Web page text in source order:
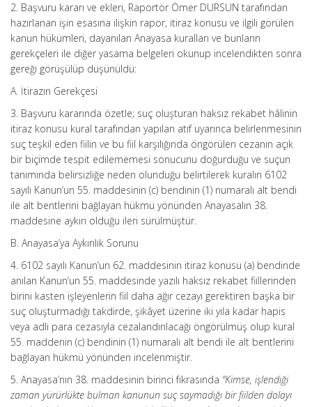
2. Başvuru kararı ve ekleri, Raportör Ömer DURSUN tarafından
hazırlanan işin esasına ilişkin rapor, itiraz konusu ve ilgili görülen
kanun hükümleri, dayanılan Anayasa kuralları ve bunların
gerekçeleri ile diğer yasama belgeleri okunup incelendikten sonra
gereği görüşülüp düşünüldü:
A. İtirazın Gerekçesi
3. Başvuru kararında özetle; suç oluşturan haksız rekabet hâlinin
itiraz konusu kural tarafından yapılan atıf uyarınca belirlenmesinin
suç teşkil eden fiilin ve bu fiil karşılığında öngörülen cezanın açık
bir biçimde tespit edilememesi sonucunu doğurduğu ve suçun
tanımında belirsizliğe neden olunduğu belirtilerek kuralın 6102
sayılı Kanun’un 55. maddesinin (c) bendinin (1) numaralı alt bendi
ile alt bentlerini bağlayan hükmü yönünden Anayasalın 38.
maddesine aykırı olduğu ileri sürülmüştür.
B. Anayasa’ya Aykırılık Sorunu
4. 6102 sayılı Kanun’un 62. maddesinin itiraz konusu (a) bendinde
anılan Kanun’un 55. maddesinde yazılı haksız rekabet fiillerinden
birini kasten işleyenlerin fiil daha ağır cezayı gerektiren başka bir
suç oluşturmadığı takdirde, şikâyet üzerine iki yıla kadar hapis
veya adli para cezasıyla cezalandırılacağı öngörülmüş olup kural
55. maddenin (c) bendinin (1) numaralı alt bendi ile alt bentlerini
bağlayan hükmü yönünden incelenmiştir.
5. Anayasa’nın 38. maddesinin birinci fıkrasında “Kimse, işlendiği
zaman yürürlükte bulman kanunun suç saymadığı bir fiilden dolayı